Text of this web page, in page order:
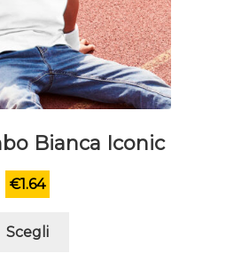
Bianca Iconic
€1.64
Scegli